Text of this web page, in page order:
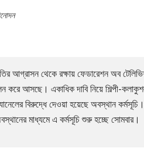
আগ্রাসন থেকে রক্ষায় ফেডারেশন অব
করে আসছে। একাধিক দাবি নিয়ে শিল্পী-
বিরুদ্ধে দেওয়া হয়েছে অবস্থান
মাধ্যমে এ কর্মসূচি শুরু হচ্ছে সোমবার।